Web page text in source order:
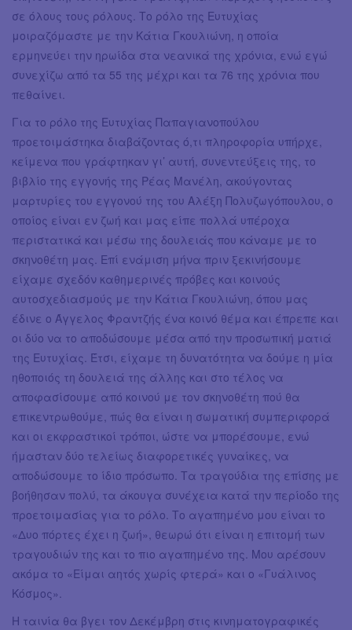
σε όλους τους ρόλους. Το ρόλο της Ευτυχίας
μοιραζόμαστε με την Κάτια Γκουλιώνη, η οποία
ερμηνεύει την ηρωίδα στα νεανικά της χρόνια, ενώ εγώ
συνεχίζω από τα 55 της μέχρι και τα 76 της χρόνια που
πεθαίνει.
Για το ρόλο της Ευτυχίας Παπαγιανοπούλου
προετοιμάστηκα διαβάζοντας ό,τι πληροφορία υπήρχε,
κείμενα που γράφτηκαν γι’ αυτή, συνεντεύξεις της, το
βιβλίο της εγγονής της Ρέας Μανέλη, ακούγοντας
μαρτυρίες του εγγονού της του Αλέξη Πολυζωγόπουλου, ο
οποίος είναι εν ζωή και μας είπε πολλά υπέροχα
περιστατικά και μέσω της δουλειάς που κάναμε με το
σκηνοθέτη μας. Επί ενάμιση μήνα πριν ξεκινήσουμε
είχαμε σχεδόν καθημερινές πρόβες και κοινούς
αυτοσχεδιασμούς με την Κάτια Γκουλιώνη, όπου μας
έδινε ο Άγγελος Φραντζής ένα κοινό θέμα και έπρεπε και
οι δύο να το αποδώσουμε μέσα από την προσωπική ματιά
της Ευτυχίας. Έτσι, είχαμε τη δυνατότητα να δούμε η μία
ηθοποιός τη δουλειά της άλλης και στο τέλος να
αποφασίσουμε από κοινού με τον σκηνοθέτη πού θα
επικεντρωθούμε, πώς θα είναι η σωματική συμπεριφορά
και οι εκφραστικοί τρόποι, ώστε να μπορέσουμε, ενώ
ήμασταν δύο τελείως διαφορετικές γυναίκες, να
αποδώσουμε το ίδιο πρόσωπο. Τα τραγούδια της επίσης με
βοήθησαν πολύ, τα άκουγα συνέχεια κατά την περίοδο της
προετοιμασίας για το ρόλο. Το αγαπημένο μου είναι το
«Δυο πόρτες έχει η ζωή», θεωρώ ότι είναι η επιτομή των
τραγουδιών της και το πιο αγαπημένο της. Μου αρέσουν
ακόμα το «Είμαι αητός χωρίς φτερά» και ο «Γυάλινος
Κόσμος».
Η ταινία θα βγει τον Δεκέμβρη στις κινηματογραφικές